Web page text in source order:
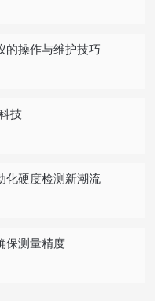
的操作与维护技巧
技
化硬度检测新潮流
保测量精度